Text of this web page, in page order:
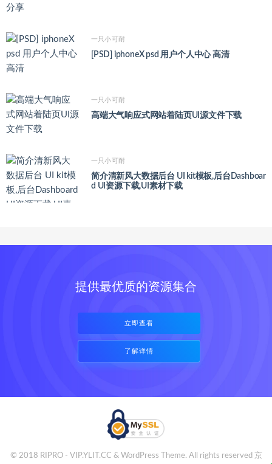
一只小可耐
[PSD] iphoneX psd 用户个人中心 高清
一只小可耐
高端大气响应式网站着陆页UI源文件下载
一只小可耐
简介清新风大数据后台 UI kit模板,后台Dashboar
d UI资源下载,UI素材下载
提供最优质的资源集合
立即查看
了解详情
© 2018 RIPRO - VIP.YLIT.CC & WordPress Theme. All rights reserved 京